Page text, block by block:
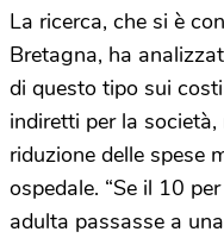
La ricerca, che si è
Bretagna, ha
di questo tipo sui
indiretti per la
riduzione delle spese
ospedale. “Se il 10
adulta passasse a